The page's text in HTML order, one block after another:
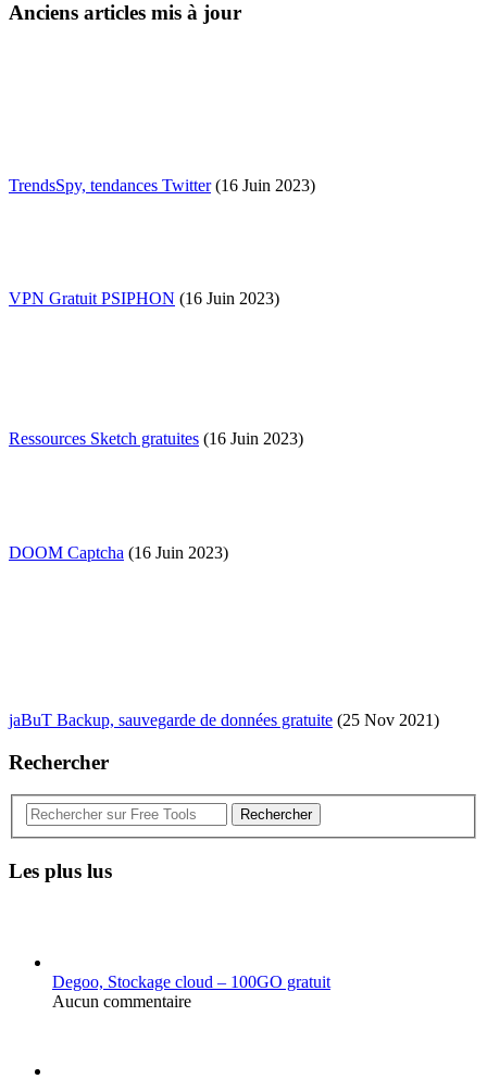
Anciens articles mis à jour
TrendsSpy, tendances Twitter(16 Juin 2023)
VPN Gratuit PSIPHON (16 Juin 2023)
Ressources Sketch gratuites (16 Juin 2023)
DOOM Captcha (16 Juin 2023)
jaBuT Backup, sauvegarde de données gratuite (25 Nov 2021)
Rechercher
Rechercher
Les plus lus
Degoo, Stockage cloud – 100GO gratuit
Aucun commentaire